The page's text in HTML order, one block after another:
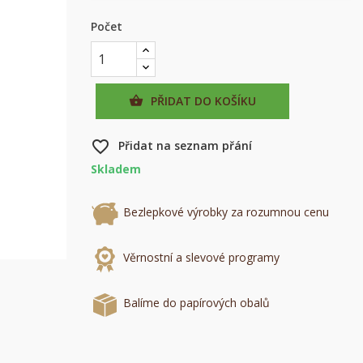
Počet
 PŘIDAT DO KOŠÍKU
favorite_border
Přidat na seznam přání
Skladem
Bezlepkové výrobky za rozumnou cenu
Věrnostní a slevové programy
Balíme do papírových obalů